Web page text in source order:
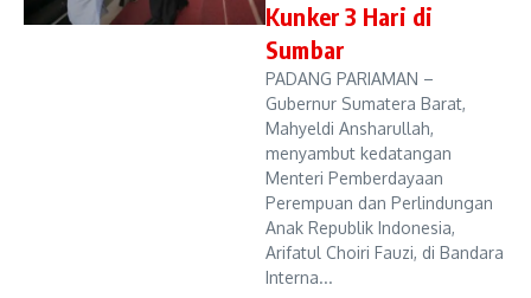
Kunker 3 Hari di
Sumbar
PADANG PARIAMAN –
Gubernur Sumatera Barat,
Mahyeldi Ansharullah,
menyambut kedatangan
Menteri Pemberdayaan
Perempuan dan Perlindungan
Anak Republik Indonesia,
Arifatul Choiri Fauzi, di Bandara
Interna...